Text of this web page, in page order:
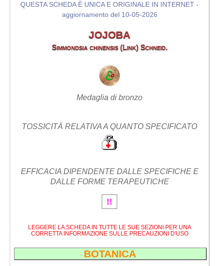
QUESTA SCHEDA È UNICA E ORIGINALE IN INTERNET -
aggiornamento del 10-05-2026
JOJOBA
Simmondsia chinensis (Link) Schneid.
Medaglia di bronzo
TOSSICITÀ RELATIVA A QUANTO SPECIFICATO
EFFICACIA DIPENDENTE DALLE SPECIFICHE E
DALLE FORME TERAPEUTICHE
!!
LEGGERE LA SCHEDA IN TUTTE LE SUE SEZIONI PER UNA
CORRETTA INFORMAZIONE SULLE PRECAUZIONI D'USO
BOTANICA